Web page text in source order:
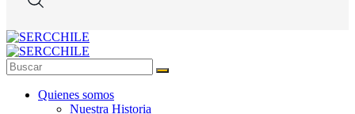
Quienes somos
Nuestra Historia